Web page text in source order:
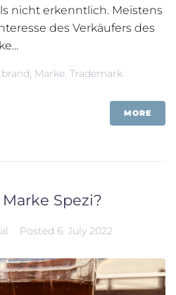
nicht erkenntlich. Meistens
des Verkäufers des
, Marke, Trademark
MORE
Spezi?
Posted 6. July 2022